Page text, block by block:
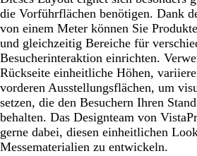
die Vorführflächen benötigen. Dank
von einem Meter können Sie
und gleichzeitig Bereiche für
Besucherinteraktion einrichten.
Rückseite einheitliche Höhen,
vorderen Ausstellungsflächen, um
setzen, die den Besuchern Ihren
behalten. Das Designteam von
gerne dabei, diesen einheitlichen
Messematerialien zu entwickeln.